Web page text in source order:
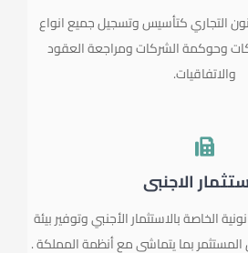
التجاري كتأسيس وتسجيل جميع انواع
وحوكمة الشركات ومراجعة العقود
والاتفاقيات.
الاجنبي
الخاصة بالاستثمار الأجنبي وتوفير بيئة
بما يتماشى مع أنظمة المملكة .